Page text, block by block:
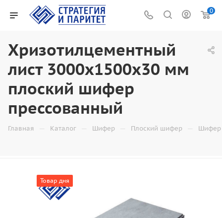
0
Хризотилцементный
лист 3000х1500х30 мм
плоский шифер
прессованный
Главная — Каталог — Шифер — Плоский шифер — Шифер
Товар дня